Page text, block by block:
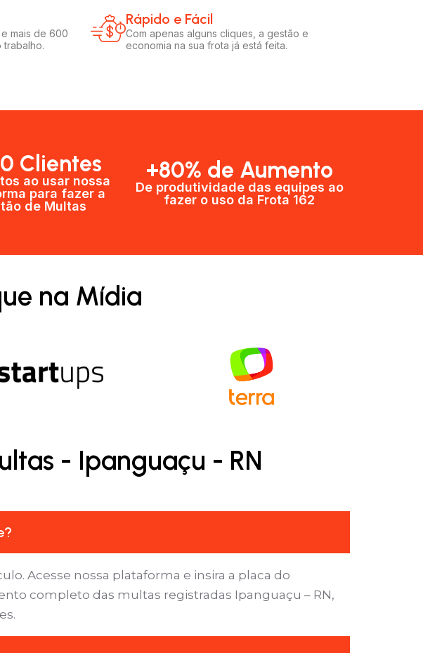
mais de 600
trabalho.
Rápido e Fácil​
Com apenas alguns cliques, a gestão e
economia na sua frota já está feita.
Clientes​
ao usar nossa
para fazer a
de Multas​
+80% de Aumento
De produtividade das equipes ao
fazer o uso da Frota 162​
na Mídia
- Ipanguaçu - RN
Acesse nossa plataforma e insira a placa do
completo das multas registradas Ipanguaçu – RN,